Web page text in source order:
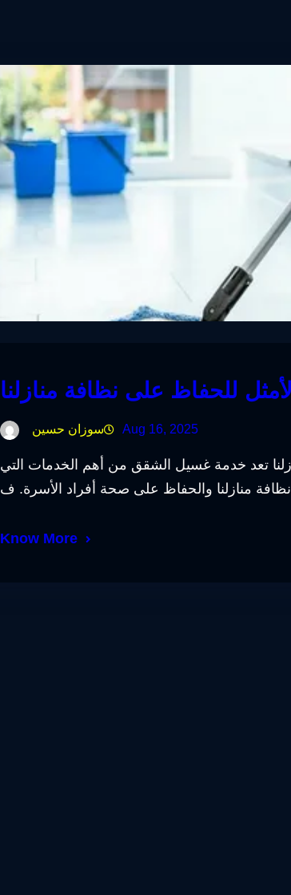
للحفاظ على نظافة منازلنا
سوزان حسين Aug 16, 2025
تعد خدمة غسيل الشقق من أهم الخدمات التي
Know More